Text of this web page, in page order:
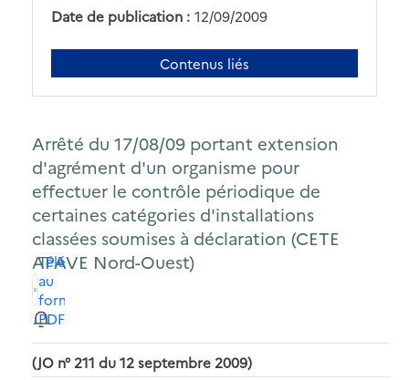
Date de publication : 12/09/2009
Contenus liés
Arrêté du 17/08/09 portant extension
d'agrément d'un organisme pour
effectuer le contrôle périodique de
certaines catégories d'installations
classées soumises à déclaration (CETE
APAVE Nord-Ouest)
Télécharger
au
format
PDF
(JO n° 211 du 12 septembre 2009)